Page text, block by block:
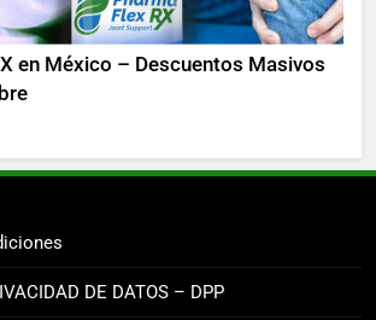
en México – Descuentos Masivos
DE DATOS – DPP